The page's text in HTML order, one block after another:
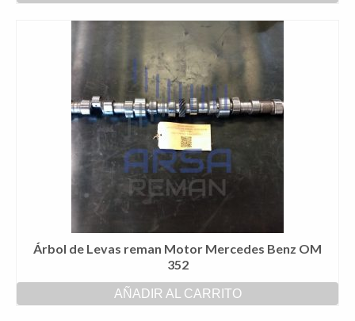
Árbol de Levas reman Motor Mercedes Benz OM
352
AÑADIR AL CARRITO